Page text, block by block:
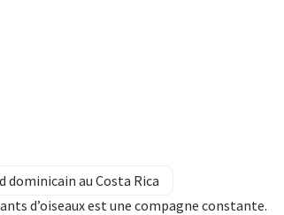
dominicain au Costa Rica
d’oiseaux est une compagne constante.